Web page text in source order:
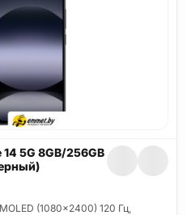
5G 8GB/256GB
(1080x2400) 120 Гц,